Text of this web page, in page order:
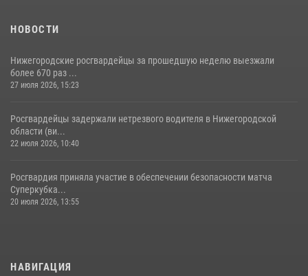
НОВОСТИ
Нижегородские росгвардейцы за прошедшую неделю выезжали
более 670 раз ...
27 июля 2026, 15:23
Росгвардейцы задержали нетрезвого водителя в Нижегородской
области (ви...
22 июля 2026, 10:40
Росгвардия приняла участие в обеспечении безопасности матча
Суперкубка...
20 июля 2026, 13:55
НАВИГАЦИЯ